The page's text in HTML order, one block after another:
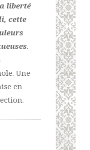
liberté
cette
.
Une
en